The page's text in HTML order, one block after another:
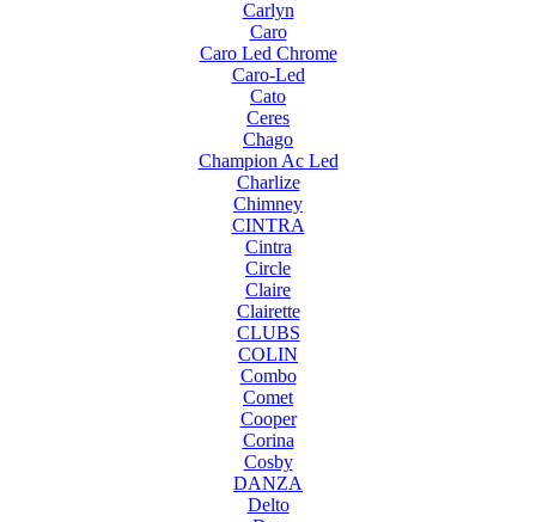
Carlyn
Caro
Caro Led Chrome
Caro-Led
Cato
Ceres
Chago
Champion Ac Led
Charlize
Chimney
CINTRA
Cintra
Circle
Claire
Clairette
CLUBS
COLIN
Combo
Comet
Cooper
Corina
Cosby
DANZA
Delto